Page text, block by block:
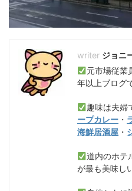
ジョニ
元市場従業
年以上ブログ
趣味は夫婦
ープカレー ・
海鮮居酒屋 ・
道内のホテ
が最も美味し